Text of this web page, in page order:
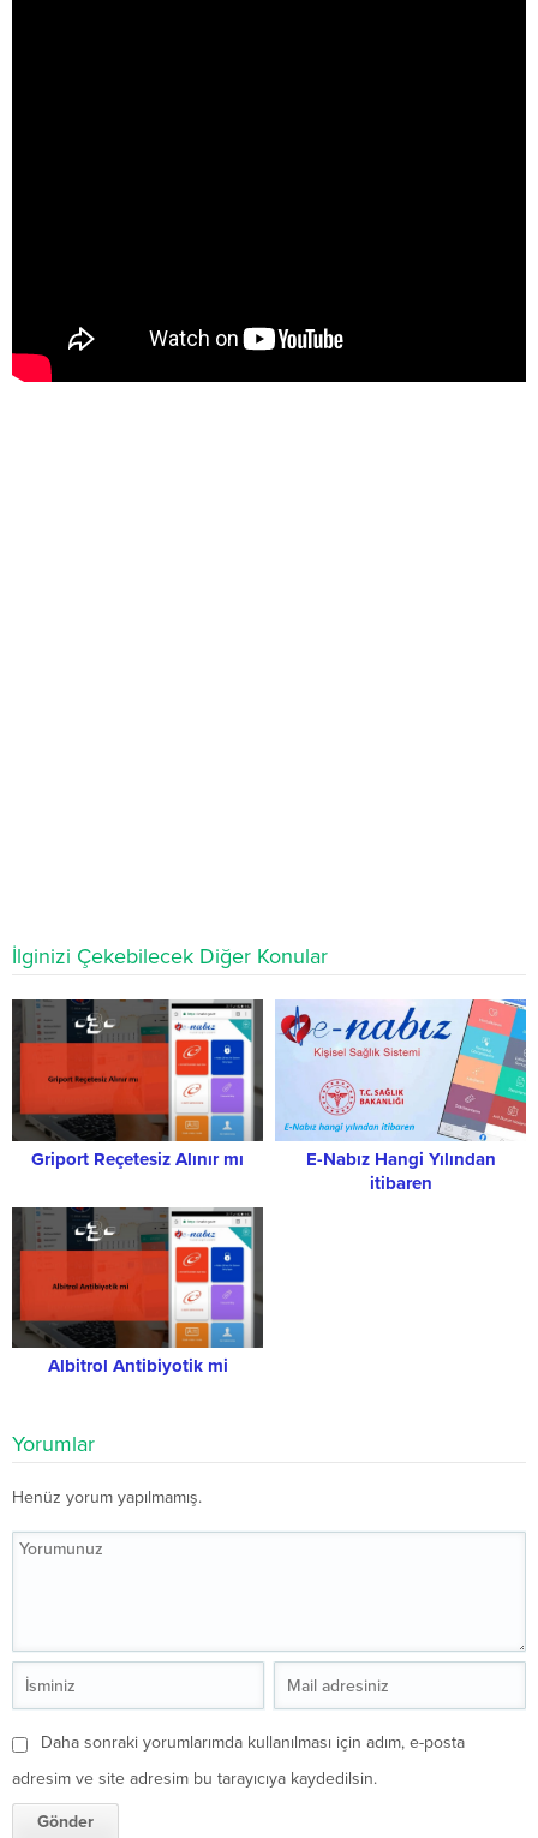
İlginizi Çekebilecek Diğer Konular
Griport Reçetesiz Alınır mı
E-Nabız Hangi Yılından
itibaren
Albitrol Antibiyotik mi
Yorumlar
Henüz yorum yapılmamış.
Daha sonraki yorumlarımda kullanılması için adım, e-posta
adresim ve site adresim bu tarayıcıya kaydedilsin.